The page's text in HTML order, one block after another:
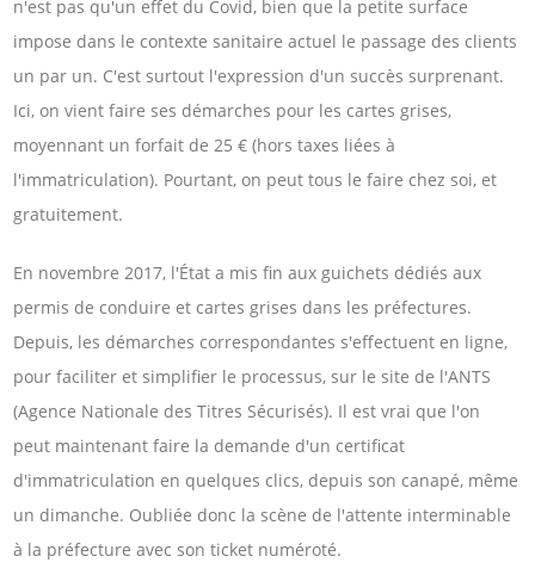
n'est pas qu'un effet du Covid, bien que la petite surface
impose dans le contexte sanitaire actuel le passage des clients
un par un. C'est surtout l'expression d'un succès surprenant.
Ici, on vient faire ses démarches pour les cartes grises,
moyennant un forfait de 25 € (hors taxes liées à
l'immatriculation). Pourtant, on peut tous le faire chez soi, et
gratuitement.
En novembre 2017, l'État a mis fin aux guichets dédiés aux
permis de conduire et cartes grises dans les préfectures.
Depuis, les démarches correspondantes s'effectuent en ligne,
pour faciliter et simplifier le processus, sur le site de l'ANTS
(Agence Nationale des Titres Sécurisés). Il est vrai que l'on
peut maintenant faire la demande d'un certificat
d'immatriculation en quelques clics, depuis son canapé, même
un dimanche. Oubliée donc la scène de l'attente interminable
à la préfecture avec son ticket numéroté.